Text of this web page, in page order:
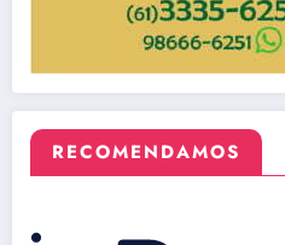
RECOMENDAMOS